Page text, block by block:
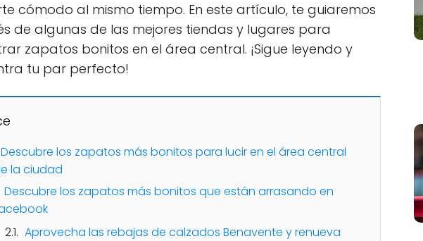
cómodo al mismo tiempo. En este artículo, te guiaremos
de algunas de las mejores tiendas y lugares para
zapatos bonitos en el área central. ¡Sigue leyendo y
tu par perfecto!
Descubre los zapatos más bonitos para lucir en el área central
la ciudad
Descubre los zapatos más bonitos que están arrasando en
Aprovecha las rebajas de calzados Benavente y renueva